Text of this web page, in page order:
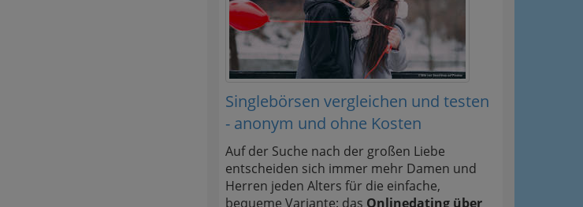
Singlebörsen vergleichen und testen
- anonym und ohne Kosten
Auf der Suche nach der großen Liebe
entscheiden sich immer mehr Damen und
Herren jeden Alters für die einfache,
bequeme Variante: das Onlinedating über